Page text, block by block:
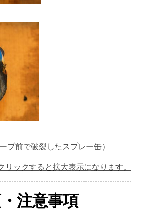
ブ前で破裂したスプレー缶）
リックすると拡大表示になります。
注意事項